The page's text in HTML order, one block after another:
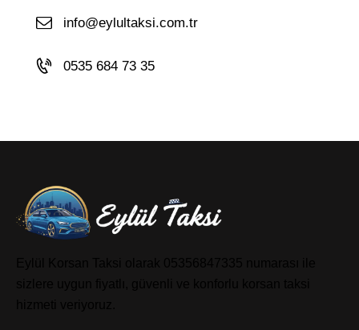
info@eylultaksi.com.tr
0535 684 73 35